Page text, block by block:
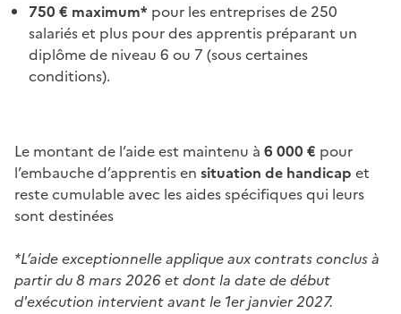
750 € maximum* pour les entreprises de 250
salariés et plus pour des apprentis préparant un
diplôme de niveau 6 ou 7 (sous certaines
conditions).
Le montant de l’aide est maintenu à 6 000 € pour
l’embauche d’apprentis en situation de handicap et
reste cumulable avec les aides spécifiques qui leurs
sont destinées
*L’aide exceptionnelle applique aux contrats conclus à
partir du 8 mars 2026 et dont la date de début
d'exécution intervient avant le 1er janvier 2027.